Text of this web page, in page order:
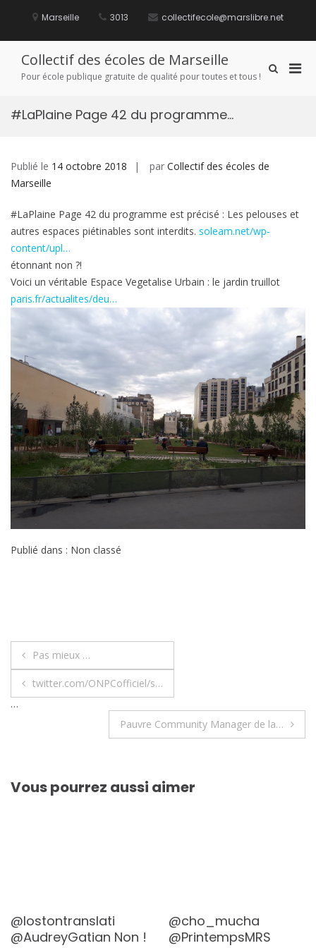
Marseille 3013 collectifecole@marslibre.net
Collectif des écoles de Marseille
Pour école publique gratuite de qualité pour toutes et tous !
Afficher
#LaPlaine Page 42 du programme…
Publié le 14 octobre 2018 par Collectif des écoles de
Marseille
#LaPlaine Page 42 du programme est précisé : Les pelouses et
autres espaces piétinables sont interdits. soleam.net/wp-
content/upl…
étonnant non ?!
Voici un véritable Espace Vegetalise Urbain : le jardin truillot
paris.fr/actualites/deu…
Publié dans : Non classé
Navigation
de
l’article
Pas mieux …
twitter.com/ONPCofficiel/s…
…
Pauvre Community Manager de la…
Vous pourrez aussi aimer
@lostontranslati
@AudreyGatian Non !
@cho_mucha
@PrintempsMRS